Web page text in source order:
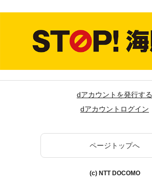
dアカウントを発行する
dアカウントログイン
ページトップへ
(c) NTT DOCOMO